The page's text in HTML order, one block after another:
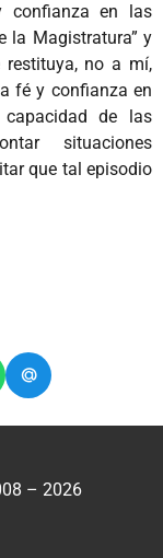
confianza en las
la Magistratura” y
restituya, no a mí,
fé y confianza en
de las
situaciones
que tal episodio
– 2026